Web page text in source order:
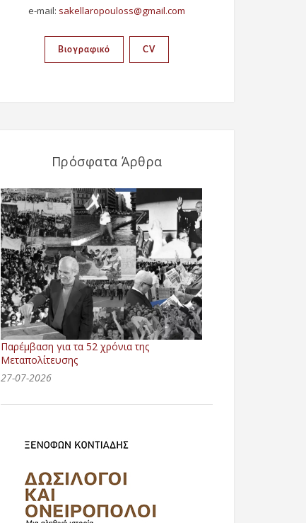
e-mail:
Βιογραφικό CV
Πρόσφατα Άρθρα
Παρέμβαση για τα 52 χρόνια της
Μεταπολίτευσης
27-07-2026